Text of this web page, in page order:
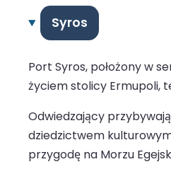
Syros
Port Syros, położony w
życiem stolicy Ermupoli,
Odwiedzający
dziedzictwem
przygodę na Morzu